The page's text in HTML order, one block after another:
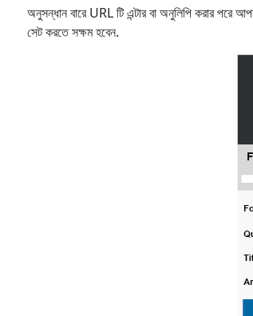
অনুসন্ধান বারে URL টি এন্টার বা অনুলিপি করার পরে
সেট করতে সক্ষম হবেন.